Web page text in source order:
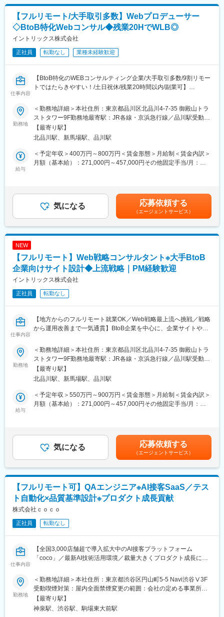
主な業務
・審査領域における課題抽出および分析テーマの企画
・統計モデル、機械学習モデルの設計・開発・評価
・モデルの業務適用および効果検証
・分析結果を踏まえた施策立案および改善提案
・審査スコアや顧客ポートフォリオを活用した施策企画・プロジ
ェクト推進
技術環境
・機械学習ツール：DataRobot 等
自動化や精度向上に向けた最新技術を積極的に活用しています
■当ポジションの魅力：
PayPayやLINEヤフーとの連携により、大規模かつ多様なデータ
を活用した分析に携わることができます。
分析が事業KPIに与えるインパクトを実感できます。
・スピード感のある実行環境：
課題抽出からモデリング、業務適用、効果検証までを一貫して担
うことができます。分析結果が実際の業務や施策に反映されやす
く、変化の速い環境で実践的な経験を積むことができます。
マネジメントとして組織をリードするキャリアに加え、専門性を
高めるスペシャリストとしての成長も可能です。
変更の範囲：会社の定める業務
【フルリモート/大手取引多数】Webプロデューサー
◇BtoB特化Webコンサル◆残業20HでWLB◎
イントリックス株式会社
正社員 転勤なし 業種未経験歓迎
仕事内容
【BtoB特化のWEBコンサルティング企業/大手取引多数/9割リモー
トではたらきやすい！/土日祝休/残業20時間以内/副業可】
■業務内容：
BtoB向けにインターネット活用支援を行っている当社において、
WEBプロジェクトマネージャーをご担当いただきます。
＜具体的な仕事内容＞
・クライアントとの折衝
・企画提案、コンセプト策定、要件定義、制作までのプロジェク
・タスク、リソース、スケジュール、品質などのプロジェクト全
体計画・管理
・チームビルディング、チームメンバーの管理
等の適性に応じて強みが発揮されるよりよいポジションにて選考
させていただきまるのでご安心くださいませ。
※ご入社以降の具体的なプロジェクトに関しても同様にお任せさせ
全社の平均年齢は38歳で、新卒から40代以上のベテランまで幅広
い層が活躍しています。
■はたらき方：
当社では在宅勤務を取り入れており、90％リモートで対応可能で
す。
※週1回程度出社あり。遠隔地採用実績もあり、大阪・福岡・仙台
可）。
残業も20時間以内とはたらきやすい環境が整っており、長期就業
当社は、BtoBに特化したデジタルコミュニケーション支援とワン
ストップサービスを提供する企業です。
り、大手企業様含め豊富な支援実績があります。
グローバル案件やUX/デジタルマーケティングに触れながら多角的
な制作プロセスに関わることで、幅広い知識と経験を得ることが
できます。
戦略～バックエンドまで多様なメンバーと協働しながら、あなた
のスキルを伸ばしていきませんか？
変更の範囲：会社の定める業務
勤務地
＜勤務地詳細＞本社住所：東京都品川区北品川4-7-35 御殿山トラ
ストタワー9F勤務地最寄駅：JR各線・京浜急行線／品川駅受動喫
煙対策：屋内全面禁煙変更の範囲：会社の定める事業所（リモー
トワーク含む）
【最寄り駅】
北品川駅、新馬場駅、品川駅
給与
＜予定年収＞400万円～800万円＜賃金形態＞月給制＜賃金内訳＞
月額（基本給）：271,000円～457,000円その他固定手当/月：
業手当＞有＜給与補足＞・ご経験に応じて最終的な年収を決定い
たします。・その他固定手当詳細：リモート手当（一律3,000円）
賃金はあくまでも目安の金額であり、選考を通じて上下する可能
性があります。月給(月額)は固定手当を含めた表記です。
気になる 応募依頼する
（エージェントサービス）
NEW
【フルリモート】Web戦略コンサルタント※大手BtoB
企業向けサイト設計◆上流戦略｜PM経験歓迎
イントリックス株式会社
正社員 転勤なし
仕事内容
【地方からのフルリモート就業OK／Web戦略最上流へ挑戦／戦略
から運用改善まで一気通貫】BtoB企業を中心に、企業サイトやデ
繋げる上流コンサルティングポジションです。
■企業概要
BtoB企業に特化したデジタルコミュニケーション支援会社です。
戦略・クリエイティブ・テクノロジーを掛け合わせ、企業サイト
構築からSEO、AIO、SNS活用、アクセス解析まで幅広く支援し
ています。
■採用背景
■業務内容
BtoB企業が抱えるブランド認知向上や顧客接点強化、情報発信最
適化などの課題に対し、Webサイトを軸とした戦略立案から実行
・課題整理、要件整理
・現状分析、競合分析
・Web戦略立案、企画提案
・サイト構想、要件定義
・提案書、企画書作成
・プロジェクトマネジメント
・公開後の改善提案、運用支援
■組織構成
コンサルティング組織は計7名体制です。リーダー1名とメンバー
6名で構成されており、戦略立案から実行支援までチームで連携し
■業務の特徴
クライアントの広報責任者や経営層と直接対話し、企業サイト単
体ではなく事業戦略全体を踏まえた提案ができます。戦略立案だ
けでなく実行や改善まで携われる点が特徴です。
勤務地
＜勤務地詳細＞本社住所：東京都品川区北品川4-7-35 御殿山トラ
ストタワー9F勤務地最寄駅：JR各線・京浜急行線／品川駅受動喫
煙対策：屋内全面禁煙変更の範囲：会社の定める事業所（リモー
トワーク含む）
【最寄り駅】
北品川駅、新馬場駅、品川駅
給与
＜予定年収＞550万円～900万円＜賃金形態＞月給制＜賃金内訳＞
月額（基本給）：271,000円～457,000円その他固定手当/月：
業手当＞有＜給与補足＞・ご経験に応じて最終的な年収を決定い
たします。・その他固定手当詳細：リモート手当（一律3,000円）
賃金はあくまでも目安の金額であり、選考を通じて上下する可能
性があります。月給(月額)は固定手当を含めた表記です。
気になる 応募依頼する
（エージェントサービス）
【フルリモート可】QAエンジニア※AI接客SaaS／テス
ト自動化×品質基準設計※プロダクト成長貢献
株式会社ｃｏｃｏ
正社員 転勤なし
仕事内容
【全国3,000店舗超で導入拡大中のAI接客プラットフォーム
「coco」／最新AI技術活用環境／裁量大きくプロダクト成長に貢
■業務内容：
当社が提供するAI接客プラットフォーム「coco」のQA/SETエンジ
ニアとして、プロダクト品質の向上やQAプロセスの設計・改善を
主導します。単なるテスト実行に留まらず、開発やビジネスサイ
勤務地
＜勤務地詳細＞本社住所：東京都渋谷区円山町5-5 Navi渋谷Ⅴ3F
受動喫煙対策：屋内全面禁煙変更の範囲：会社の定める事業所
（リモートワーク含む）
【最寄り駅】
神泉駅、渋谷駅、駒場東大前駅